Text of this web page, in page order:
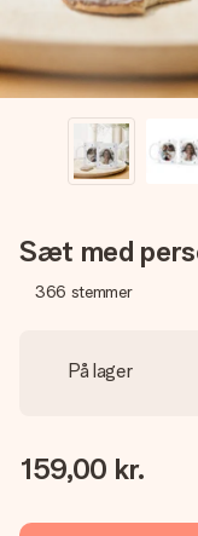
Sæt med
366 stemmer
På lager
159,00 kr.